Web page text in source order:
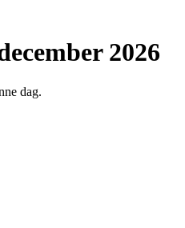
2026
dag.